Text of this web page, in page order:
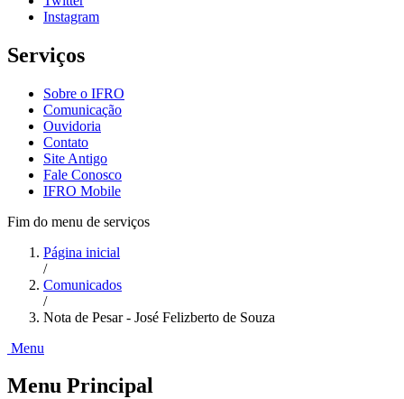
Instagram
Serviços
Sobre o IFRO
Comunicação
Ouvidoria
Contato
Site Antigo
Fale Conosco
IFRO Mobile
Fim do menu de serviços
Página inicial
/
Comunicados
/
Nota de Pesar - José Felizberto de Souza
Menu
Menu Principal